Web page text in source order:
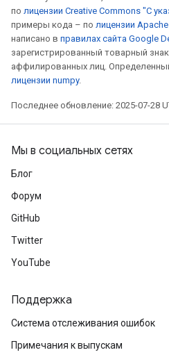
по лицензии Creative Commons "С
примеры кода – по лицензии
написано в правилах сайта Google
зарегистрированный товарный
аффилированных лиц.
лицензии numpy.
Последнее обновление: 2025-07-28
Мы в социальных сетях
Блог
Форум
GitHub
Twitter
YouTube
Поддержка
Система отслеживания ошибок
Примечания к выпускам